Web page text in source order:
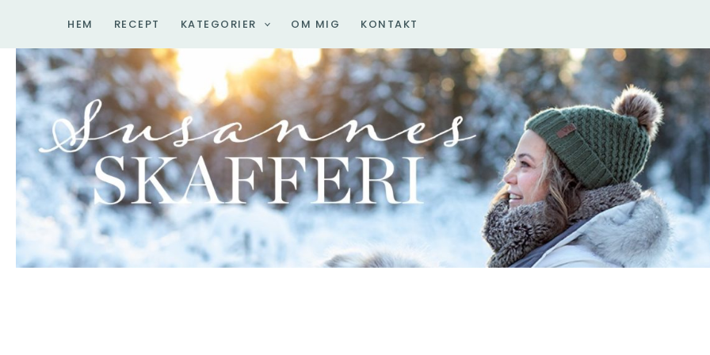
innehåll
HEM RECEPT KATEGORIER OM MIG KONTAKT